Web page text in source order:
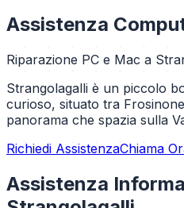
Assistenza
Riparazione PC e Mac a
Strangolagalli è un piccolo
curioso, situato tra
panorama che spazia sulla
Richiedi AssistenzaChiama
Assistenza